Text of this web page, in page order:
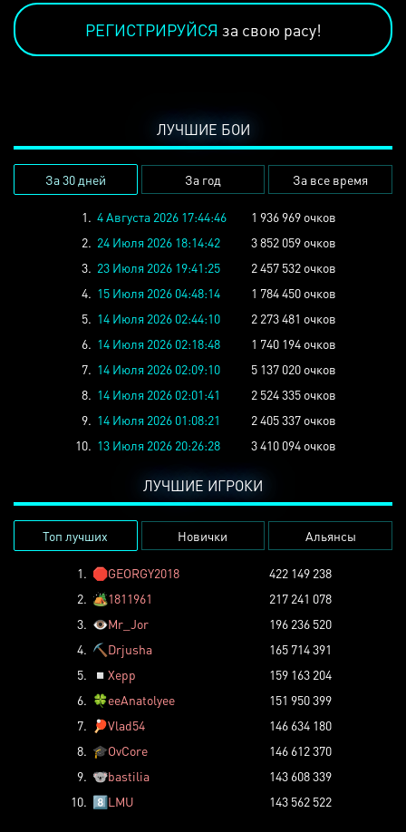
РЕГИСТРИРУЙСЯ за свою расу!
ЛУЧШИЕ БОИ
За 30 дней За год За все время
1. 4 Августа 2026 17:44:46
1 936 969 очков
2. 24 Июля 2026 18:14:42
3 852 059 очков
3. 23 Июля 2026 19:41:25
2 457 532 очков
4. 15 Июля 2026 04:48:14
1 784 450 очков
5. 14 Июля 2026 02:44:10
2 273 481 очков
6. 14 Июля 2026 02:18:48
1 740 194 очков
7. 14 Июля 2026 02:09:10
5 137 020 очков
8. 14 Июля 2026 02:01:41
2 524 335 очков
9. 14 Июля 2026 01:08:21
2 405 337 очков
10. 13 Июля 2026 20:26:28 3 410 094 очков
ЛУЧШИЕ ИГРОКИ
Топ лучших Новички Альянсы
1. 🛑GEORGY2018
422 149 238
2. 🏕️1811961
217 241 078
3. 👁️Mr_Jor
196 236 520
4. ⛏️ Drjusha
165 714 391
5.
◽ Xepp
159 163 204
6. 🍀eeAnatolyee
151 950 399
7.
🏓Vlad54
146 634 180
8. 🎓OvCore
146 612 370
9. 🐨bastilia
143 608 339
10. 8️⃣LMU 143 562 522